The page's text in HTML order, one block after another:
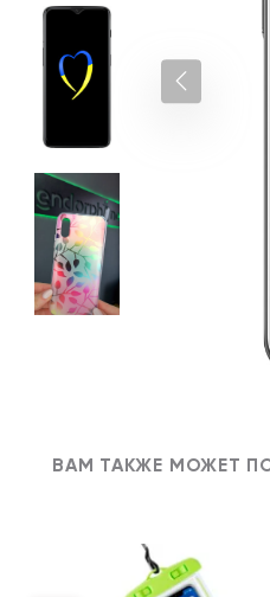
ВАМ ТАКЖЕ МОЖЕТ